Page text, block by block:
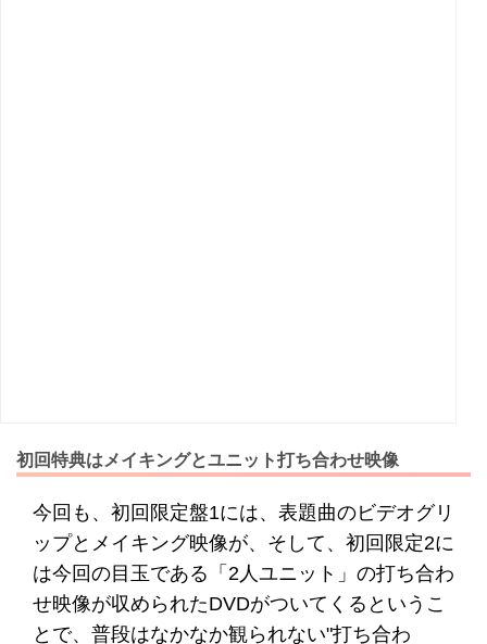
初回特典はメイキングとユニット打ち合わせ映像
今回も、初回限定盤1には、表題曲のビデオグリ
ップとメイキング映像が、そして、初回限定2に
は今回の目玉である「2人ユニット」の打ち合わ
せ映像が収められたDVDがついてくるというこ
とで、普段はなかなか観られない"打ち合わ